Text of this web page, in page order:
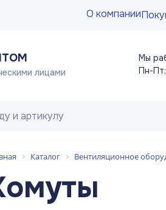
О компании
лицами
Мы
Пн-Пт:
Каталог Вентиляционное